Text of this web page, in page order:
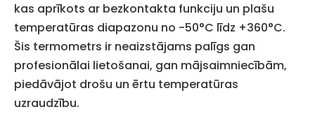
kas aprīkots ar bezkontakta funkciju un plašu
temperatūras diapazonu no -50°C līdz +360°C.
Šis termometrs ir neaizstājams palīgs gan
profesionālai lietošanai, gan mājsaimniecībām,
piedāvājot drošu un ērtu temperatūras
uzraudzību.